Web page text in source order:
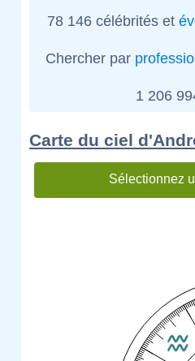
78 146 célébrités et
Chercher par
1 206
Carte du ciel
Sélectionnez